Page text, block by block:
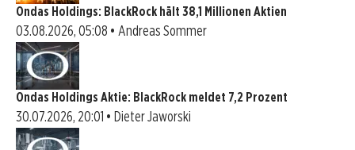
Ondas Holdings: BlackRock hält 38,1 Millionen Aktien
03.08.2026, 05:08 • Andreas Sommer
Ondas Holdings Aktie: BlackRock meldet 7,2 Prozent
30.07.2026, 20:01 • Dieter Jaworski